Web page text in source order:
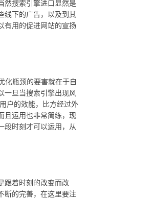
然搜索引擎进口显然是
线下的广告，以及到其
有用的促进网站的宣扬
瓶颈的要害就在于自
一旦当搜索引擎出现风
户的效能，比方经过外
且运用也非常简练，现
段时刻才可以运用，从
着时刻的改变而改
断的完善，在这里要注